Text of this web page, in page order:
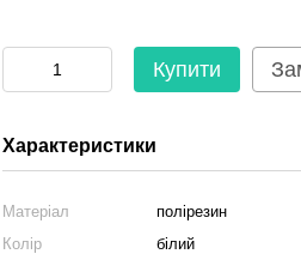
Купити
Характеристики
Матеріал
полірезин
Колір
білий